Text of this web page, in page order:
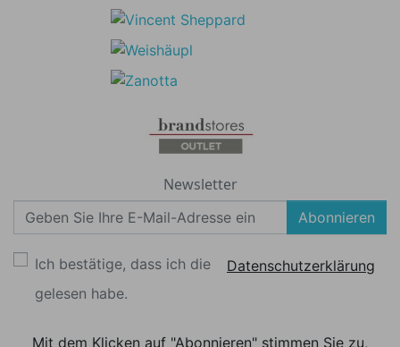
Newsletter
Abonnieren
Ich bestätige, dass ich die
Datenschutzerklärung
gelesen habe.
Mit dem Klicken auf "Abonnieren" stimmen Sie zu,